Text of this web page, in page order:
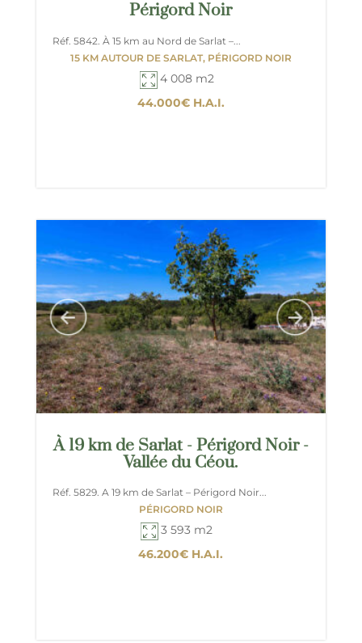
Périgord Noir
Réf. 5842. À 15 km au Nord de Sarlat –...
15 KM AUTOUR DE SARLAT, PÉRIGORD NOIR
4 008 m2
44.000€H.A.I.
À 19 km de Sarlat - Périgord Noir -
Vallée du Céou.
Réf. 5829. A 19 km de Sarlat – Périgord Noir...
PÉRIGORD NOIR
3 593 m2
46.200€ H.A.I.